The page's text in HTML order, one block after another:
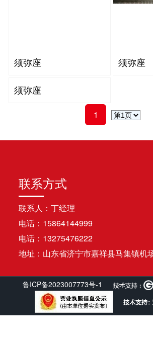
须弥座 须弥座
须弥座
1
联系方式
联系人：丁经理
电话：15864144999
电话：13275476222
地址：山东省济宁市嘉祥县马集镇机
鲁ICP备2023007773号-1